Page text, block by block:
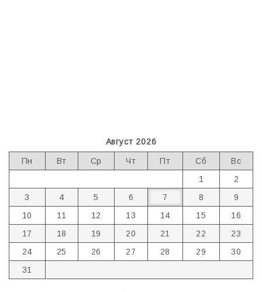
Август 2026
Пн Вт Ср Чт Пт Сб
Вс
1
2
3
4 5 6 7 8
9
10
11 12 13 14 15
16
17
18 19 20 21 22
23
24
25 26 27 28 29
30
31